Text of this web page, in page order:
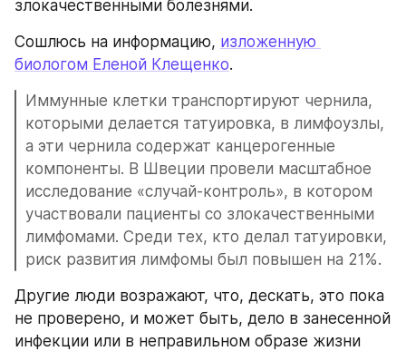
злокачественными болезнями.
Сошлюсь на информацию, изложенную
биологом Еленой Клещенко.
Иммунные клетки транспортируют чернила,
которыми делается татуировка, в лимфоузлы,
а эти чернила содержат канцерогенные
компоненты. В Швеции провели масштабное
исследование «случай-контроль», в котором
участвовали пациенты со злокачественными
лимфомами. Среди тех, кто делал татуировки,
риск развития лимфомы был повышен на 21%.
Другие люди возражают, что, дескать, это пока
не проверено, и может быть, дело в занесенной
инфекции или в неправильном образе жизни